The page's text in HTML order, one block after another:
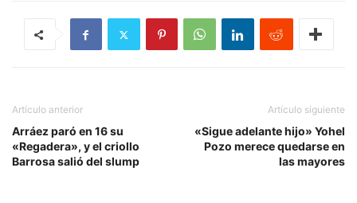
Artículo anterior
Arráez paró en 16 su
«Regadera», y el criollo
Barrosa salió del slump
Artículo siguiente
«Sigue adelante hijo» Yohel
Pozo merece quedarse en
las mayores